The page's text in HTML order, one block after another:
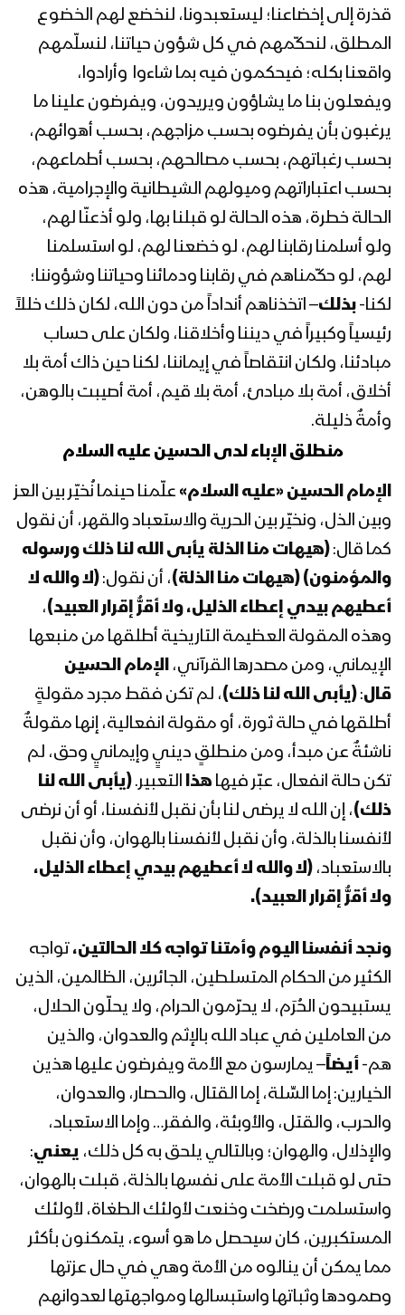
نشيد حسينيون | فرقة أنصار الله – 1439هـ
نشيد علمتنا كربلاء – فرقة أنصار الله
نشيد كربلاء قبلة الأحرار | فرقة أنصار الله –
1437هـ
يا ابن الرسول | فرقة أنصار الله – 1436
نشيد يوم عاشوراء | فرقة أنصار الله –
قذرة إلى إخضاعنا؛ ليستعبدونا، لنخضع لهم الخضوع
المطلق، لنحكّمهم في كل شؤون حياتنا، لنسلّمهم
واقعنا بكله؛ فيحكمون فيه بما شاءوا وأرادوا،
ويفعلون بنا ما يشاؤون ويريدون، ويفرضون علينا ما
يرغبون بأن يفرضوه بحسب مزاجهم، بحسب أهوائهم،
بحسب رغباتهم، بحسب مصالحهم، بحسب أطماعهم،
بحسب اعتباراتهم وميولهم الشيطانية والإجرامية، هذه
الحالة خطرة، هذه الحالة لو قبلنا بها، ولو أذعنّا لهم،
ولو أسلمنا رقابنا لهم، لو خضعنا لهم، لو استسلمنا
لهم، لو حكّمناهم في رقابنا ودمائنا وحياتنا وشؤوننا؛
لكنا- بذلك– اتخذناهم أنداداً من دون الله، لكان ذلك خللاً
رئيسياً وكبيراً في ديننا وأخلاقنا، ولكان على حساب
مبادئنا، ولكان انتقاصاً في إيماننا، لكنا حين ذاك أمة بلا
أخلاق، أمة بلا مبادئ، أمة بلا قيم، أمة أصيبت بالوهن،
وأمةٌ ذليلة.
منطلق الإباء لدى الحسين عليه السلام
الإمام الحسين «عليه السلام» علّمنا حينما نُخيّر بين العز
وبين الذل، ونخيّر بين الحرية والاستعباد والقهر، أن نقول
كما قال: (هيهات منا الذلة يأبى الله لنا ذلك ورسوله
والمؤمنون) (هيهات منا الذلة)، أن نقول: (لا والله لا
أعطيهم بيدي إعطاء الذليل، ولا أقرُّ إقرار العبيد)،
وهذه المقولة العظيمة التاريخية أطلقها من منبعها
الإيماني، ومن مصدرها القرآني،
الإمام الحسين
قال: (يأبى الله لنا ذلك)، لم تكن فقط مجرد مقولةٍ
أطلقها في حالة ثورة، أو مقولة انفعالية، إنها مقولةٌ
ناشئةٌ عن مبدأ، ومن منطلقٍ دينيٍ وإيمانيٍ وحق، لم
تكن حالة انفعال، عبّر فيها هذا التعبير. (يأبى الله لنا
ذلك)، إن الله لا يرضى لنا بأن نقبل لأنفسنا، أو أن نرضى
لأنفسنا بالذلة، وأن نقبل لأنفسنا بالهوان، وأن نقبل
بالاستعباد، (لا والله لا أعطيهم بيدي إعطاء الذليل،
ولا أقرُّ إقرار العبيد).
ونجد أنفسنا اليوم وأمتنا تواجه كلا الحالتين، تواجه
الكثير من الحكام المتسلطين، الجائرين، الظالمين، الذين
يستبيحون الحُرَم، لا يحرّمون الحرام، ولا يحلّون الحلال،
من العاملين في عباد الله بالإثم والعدوان، والذين
هم- أيضاً – يمارسون مع الأمة ويفرضون عليها هذين
الخيارين: إما السِّلة، إما القتال، والحصار، والعدوان،
والحرب، والقتل، والأوبئة، والفقر… وإما الاستعباد،
والإذلال، والهوان؛ وبالتالي يلحق به كل ذلك، يعني:
حتى لو قبلت الأمة على نفسها بالذلة، قبلت بالهوان،
واستسلمت ورضخت وخنعت لأولئك الطغاة، لأولئك
المستكبرين، كان سيحصل ما هو أسوء، يتمكنون بأكثر
مما يمكن أن ينالوه من الأمة وهي في حال عزتها
وصمودها وثباتها واستبسالها ومواجهتها لعدوانهم